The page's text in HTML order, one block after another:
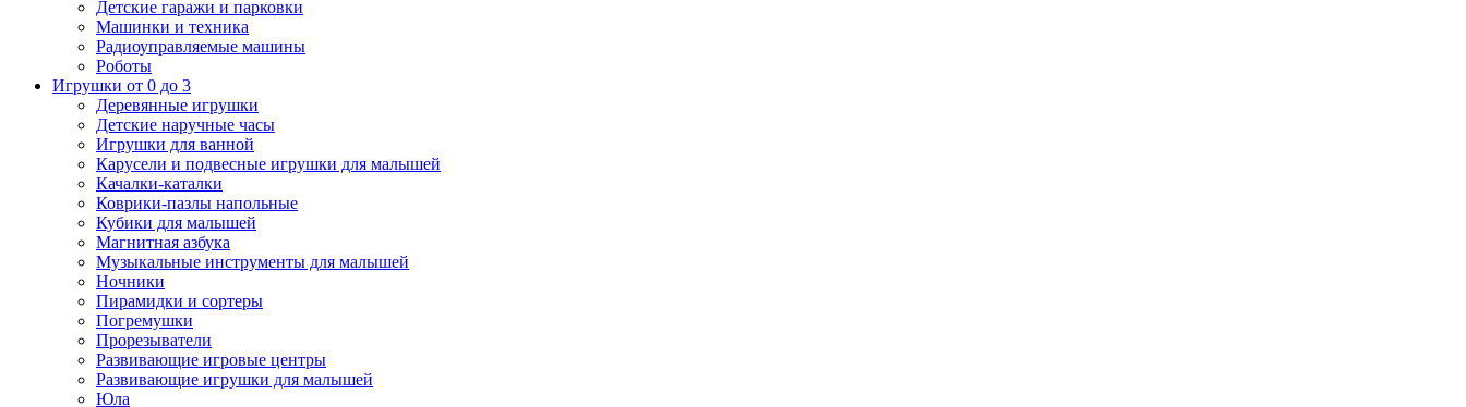
Детские гаражи и парковки
Машинки и техника
Радиоуправляемые машины
Роботы
Игрушки от 0 до 3
Деревянные игрушки
Детские наручные часы
Игрушки для ванной
Карусели и подвесные игрушки для малышей
Качалки-каталки
Коврики-пазлы напольные
Кубики для малышей
Магнитная азбука
Музыкальные инструменты для малышей
Ночники
Пирамидки и сортеры
Погремушки
Прорезыватели
Развивающие игровые центры
Развивающие игрушки для малышей
Юла